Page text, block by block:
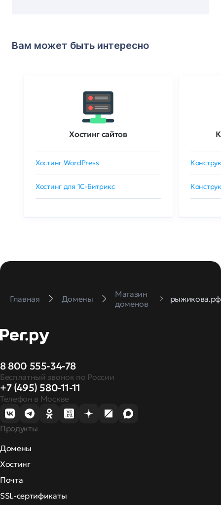
Вам может быть интересно
Хостинг сайтов
Хостинг WordPress
Хостинг для 1C-Битрикс
Главная Домены
Магазин
доменов
рыжикова.рф
8 800 555-34-78
Бесплатный звонок по России
+7 (495) 580-11-11
Телефон в Москве
Продукты
Домены
Хостинг
Почта
SSL-сертификаты